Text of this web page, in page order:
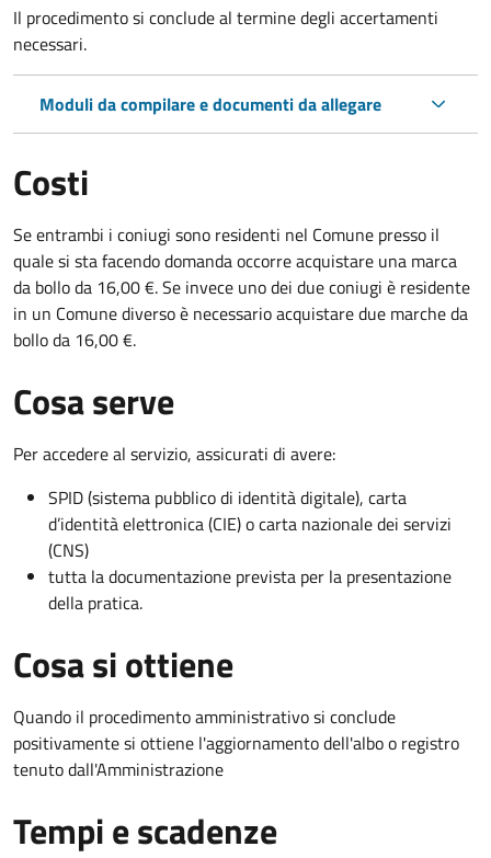
Il procedimento si conclude al termine degli accertamenti
necessari.
Moduli da compilare e documenti da allegare
Costi
Se entrambi i coniugi sono residenti nel Comune presso il
quale si sta facendo domanda occorre acquistare una marca
da bollo da 16,00 €. Se invece uno dei due coniugi è residente
in un Comune diverso è necessario acquistare due marche da
bollo da 16,00 €.
Cosa serve
Per accedere al servizio, assicurati di avere:
SPID (sistema pubblico di identità digitale), carta
d’identità elettronica (CIE) o carta nazionale dei servizi
(CNS)
tutta la documentazione prevista per la presentazione
della pratica.
Cosa si ottiene
Quando il procedimento amministrativo si conclude
positivamente si ottiene l'aggiornamento dell'albo o registro
tenuto dall'Amministrazione
Tempi e scadenze